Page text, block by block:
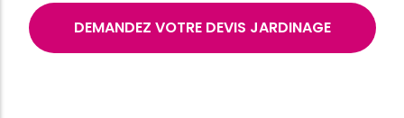
DEMANDEZ VOTRE DEVIS JARDINAGE